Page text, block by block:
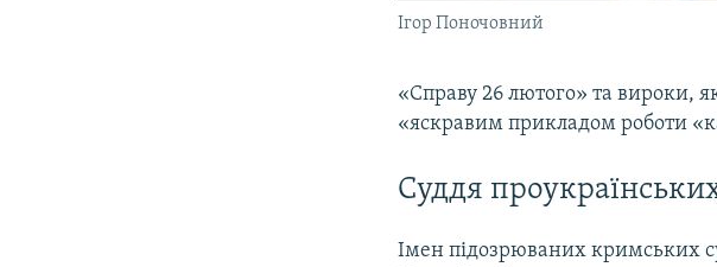
Ігор Поночовний
«Справу 26 лютого» та вироки,
«яскравим прикладом роботи
Суддя
Імен підозрюваних кримських